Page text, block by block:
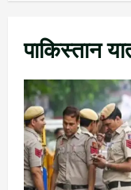
पाकिस्तान